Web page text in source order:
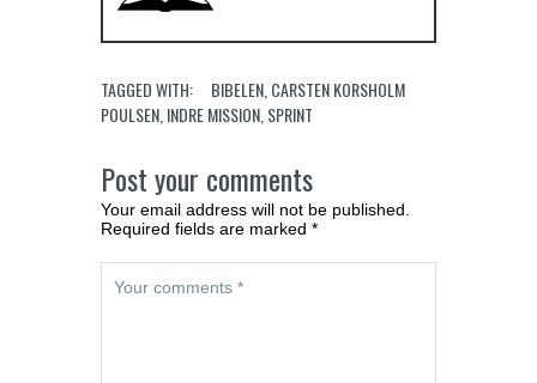
TAGGED WITH: BIBELEN CARSTEN KORSHOLM
POULSEN INDRE MISSION SPRINT
Post your comments
Your email address will not be published.
Required fields are marked *